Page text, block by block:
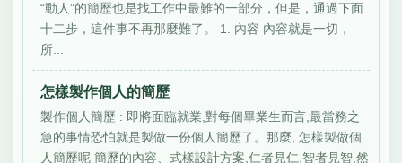
“動人”的簡歷也是找工作中最難的一部分，但是，通過下面
十二步，這件事不再那麼難了。 1. 內容 內容就是一切，
所...
怎樣製作個人的簡歷
製作個人簡歷 : 即將面臨就業,對每個畢業生而言,最當務之
急的事情恐怕就是製做一份個人簡歷了。那麼, 怎樣製做個
人簡歷呢 簡歷的內容、式樣設計方案,仁者見仁,智者見智,然